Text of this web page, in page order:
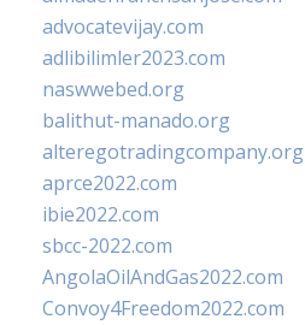
advocatevijay.com
adlibilimler2023.com
naswwebed.org
balithut-manado.org
alteregotradingcompany.org
aprce2022.com
ibie2022.com
sbcc-2022.com
AngolaOilAndGas2022.com
Convoy4Freedom2022.com